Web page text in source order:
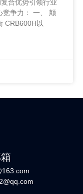
合优势引领行业
竞争力： 一、 颠
CRB600H以